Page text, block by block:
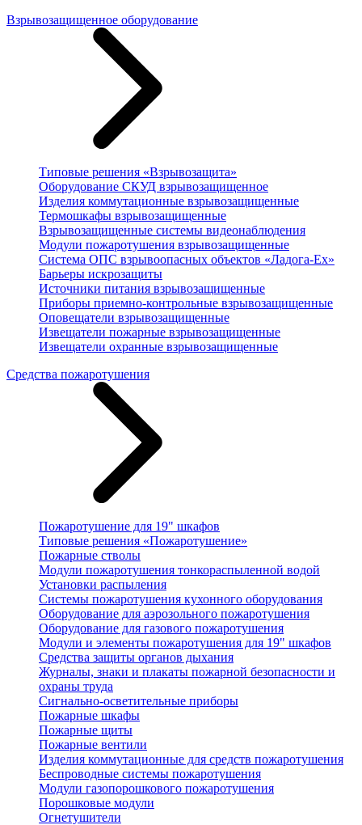
Взрывозащищенное оборудование
Типовые решения «Взрывозащита»
Оборудование СКУД взрывозащищенное
Изделия коммутационные взрывозащищенные
Термошкафы взрывозащищенные
Взрывозащищенные системы видеонаблюдения
Модули пожаротушения взрывозащищенные
Система ОПС взрывоопасных объектов «Ладога-Ex»
Барьеры искрозащиты
Источники питания взрывозащищенные
Приборы приемно-контрольные взрывозащищенные
Оповещатели взрывозащищенные
Извещатели пожарные взрывозащищенные
Извещатели охранные взрывозащищенные
Средства пожаротушения
Пожаротушение для 19" шкафов
Типовые решения «Пожаротушение»
Пожарные стволы
Модули пожаротушения тонкораспыленной водой
Установки распыления
Системы пожаротушения кухонного оборудования
Оборудование для аэрозольного пожаротушения
Оборудование для газового пожаротушения
Модули и элементы пожаротушения для 19" шкафов
Средства защиты органов дыхания
Журналы, знаки и плакаты пожарной безопасности и
охраны труда
Сигнально-осветительные приборы
Пожарные шкафы
Пожарные щиты
Пожарные вентили
Изделия коммутационные для средств пожаротушения
Беспроводные системы пожаротушения
Модули газопорошкового пожаротушения
Порошковые модули
Огнетушители